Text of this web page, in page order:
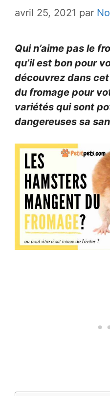
avril 25, 2021 par
Qui n’aime pas le
qu’il est bon pour
découvrez dans
du fromage pour
variétés qui sont
dangereuses sa